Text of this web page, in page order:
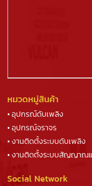
หมวดหมู่สินค้า
• อุปกรณ์ดับเพลิง
• อุปกรณ์จราจร
• งานติดตั้งระบบดับเพลิง
• งานติดตั้งระบบสัญญาณแ
Social Network